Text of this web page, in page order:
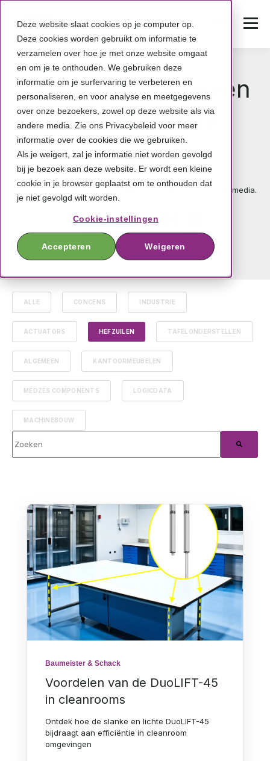
Deze website slaat cookies op je computer op.
Deze cookies worden gebruikt om informatie te
verzamelen over hoe je met onze website omgaat
en om je te onthouden. We gebruiken deze
informatie om je surfervaring te verbeteren en
personaliseren, en voor analyse en meetgegevens
over onze bezoekers, zowel op deze website als via
andere media. Zie ons Privacybeleid voor meer
informatie over de cookies die we gebruiken.
Als je weigert, zal je informatie niet worden gevolgd
bij je bezoek aan deze website. Er wordt een kleine
cookie in je browser geplaatst om te onthouden dat
je niet gevolgd wilt worden.
Cookie-instellingen
Accepteren Weigeren
Op de hoogte bijven
van het laatste
nieuws?
Schrijf je nu in voor de nieuwsbrief, of volg ons op social media.
Inschrijven nieuwsbrief
ALLE CONCENS INDUSTRIE
ACTUATORS HEFZUILEN TAFELONDERSTELLEN
ALGEMEEN KANTOORMEUBELEN
MEDZES COMPONENTS LOGICDATA
MACHINEBOUW
Baumeister & Schack
Voordelen van de DuoLIFT-45
in cleanrooms
Ontdek hoe de slanke en lichte DuoLIFT-45
bijdraagt aan efficiëntie in cleanroom
omgevingen